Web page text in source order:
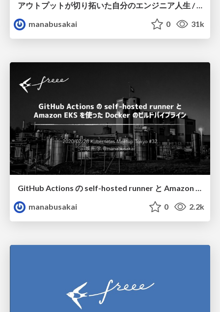
アウトプットが切り拓いた自分のエンジニア人生 / Infra Study 2nd #8
manabusakai
0 31k
manabusakai
0 2.2k